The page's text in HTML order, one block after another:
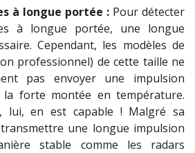
à longue portée : Pour détecter
à longue portée, une longue
Cependant, les modèles de
professionnel) de cette taille ne
pas envoyer une impulsion
forte montée en température.
lui, en est capable ! Malgré sa
une longue impulsion
stable comme les radars